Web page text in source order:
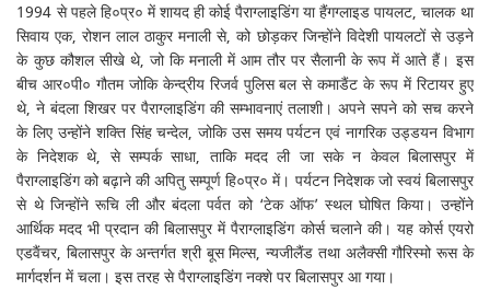
1994 से पहले हि०प्र० में शायद ही कोई पैराग्लाइडिंग या हैंगग्लाइड पायलट, चालक था
सिवाय एक, रोशन लाल ठाकुर मनाली से, को छोड़कर जिन्होंने विदेशी पायलटों से उड़ने
के कुछ कौशल सीखे थे, जो कि मनाली में आम तौर पर सैलानी के रूप में आते हैं। इस
बीच आर०पी० गौतम जोकि केन्द्रीय रिजर्व पुलिस बल से कमाडैंट के रूप में रिटायर हुए
थे, ने बंदला शिखर पर पैराग्लाइडिंग की सम्भावनाएं तलाशी। अपने सपने को सच करने
के लिए उन्होंने शक्ति सिंह चन्देल, जोकि उस समय पर्यटन एवं नागरिक उड्डयन विभाग
के निदेशक थे, से सम्पर्क साधा, ताकि मदद ली जा सके न केवल बिलासपुर में
पैराग्लाइडिंग को बढ़ाने की अपितु सम्पूर्ण हि०प्र० में। पर्यटन निदेशक जो स्वयं बिलासपुर
से थे जिन्होंने रूचि ली और बंदला पर्वत को ‘टेक ऑफ’ स्थल घोषित किया। उन्होंने
आर्थिक मदद भी प्रदान की बिलासपुर में पैराग्लाइडिंग कोर्स चलाने की। यह कोर्स एयरो
एडवैंचर, बिलासपुर के अन्तर्गत श्री बूस मिल्स, न्यजीलैंड तथा अलैक्सी गौरिस्मो रूस के
मार्गदर्शन में चला। इस तरह से पैराग्लाइडिंग नक्शे पर बिलासपुर आ गया।